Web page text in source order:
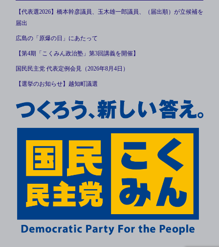
【代表選2026】橋本幹彦議員、玉木雄一郎議員、（届出順）が立候補を
届出
広島の「原爆の日」にあたって
【第4期「こくみん政治塾」第3回講義を開催】
国民民主党 代表定例会見（2026年8月4日）
【選挙のお知らせ】越知町議選